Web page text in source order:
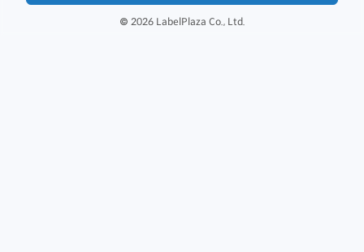
© 2026 LabelPlaza Co., Ltd.